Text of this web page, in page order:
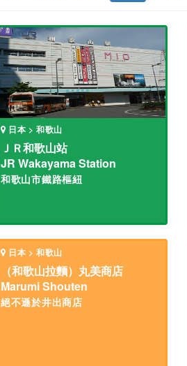
日本 > 和歌山
ＪＲ和歌山站
JR Wakayama Station
和歌山市鐵路樞紐
日本 > 和歌山
（和歌山拉麵）丸美商店
Marumi Shouten
絕不遜於井出商店